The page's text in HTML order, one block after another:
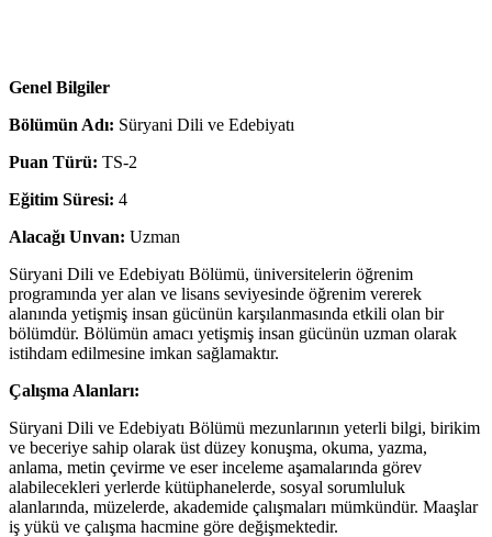
Genel Bilgiler
Bölümün Adı: Süryani Dili ve Edebiyatı
Puan Türü: TS-2
Eğitim Süresi: 4
Alacağı Unvan: Uzman
Süryani Dili ve Edebiyatı Bölümü, üniversitelerin öğrenim
programında yer alan ve lisans seviyesinde öğrenim vererek
alanında yetişmiş insan gücünün karşılanmasında etkili olan bir
bölümdür. Bölümün amacı yetişmiş insan gücünün uzman olarak
istihdam edilmesine imkan sağlamaktır.
Çalışma Alanları:
Süryani Dili ve Edebiyatı Bölümü mezunlarının yeterli bilgi, birikim
ve beceriye sahip olarak üst düzey konuşma, okuma, yazma,
anlama, metin çevirme ve eser inceleme aşamalarında görev
alabilecekleri yerlerde kütüphanelerde, sosyal sorumluluk
alanlarında, müzelerde, akademide çalışmaları mümkündür. Maaşlar
iş yükü ve çalışma hacmine göre değişmektedir.